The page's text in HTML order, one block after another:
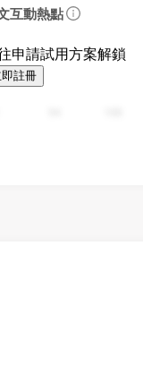
互動熱點
申請試用方案解鎖
即註冊